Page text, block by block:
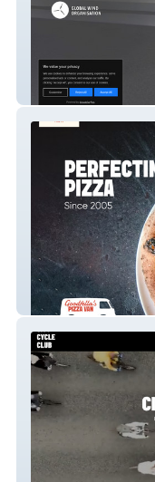
SAFER AT WORK
goodfellaspizzavan